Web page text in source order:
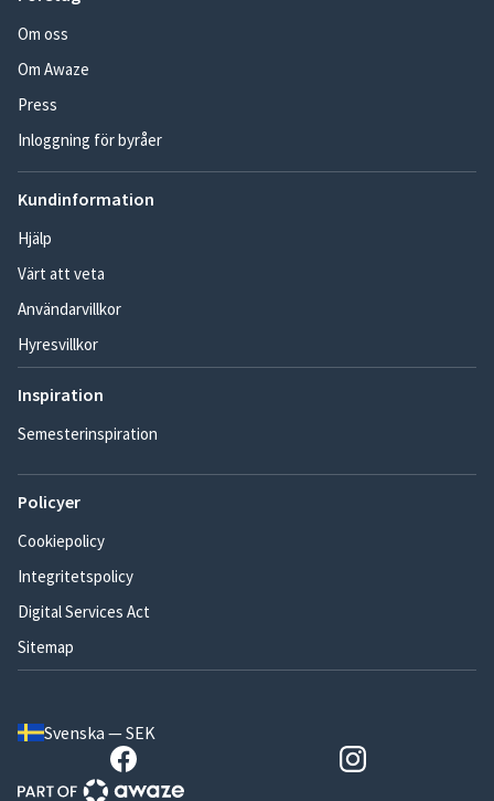
Om oss
Om Awaze
Press
Inloggning för byråer
Kundinformation
Hjälp
Värt att veta
Användarvillkor
Hyresvillkor
Inspiration
Semesterinspiration
Policyer
Cookiepolicy
Integritetspolicy
Digital Services Act
Sitemap
Svenska — SEK